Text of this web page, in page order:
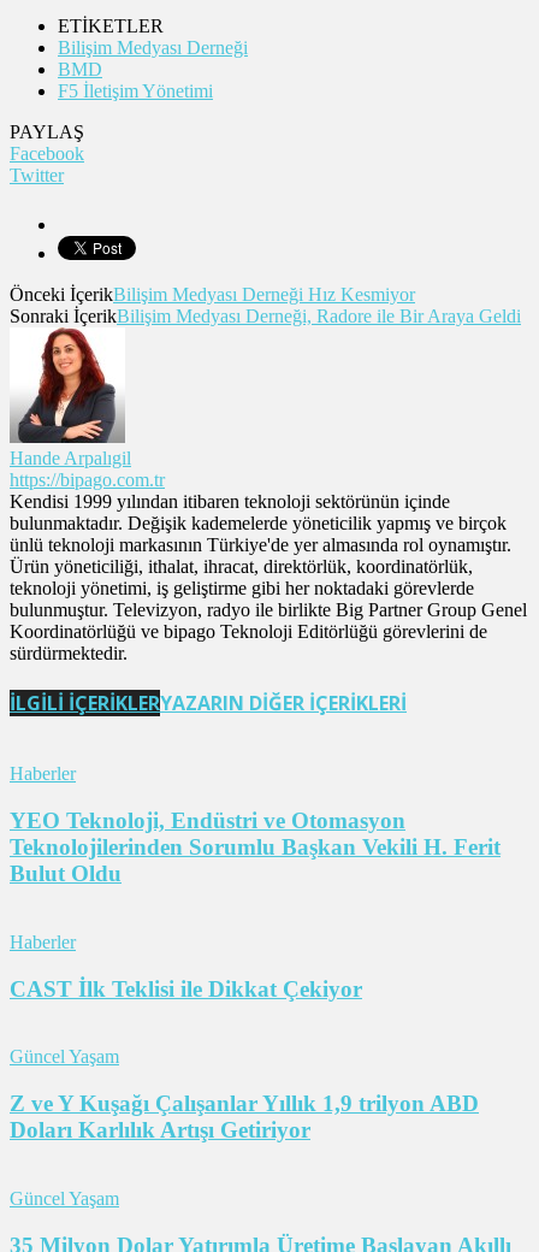
ETİKETLER
Bilişim Medyası Derneği
BMD
F5 İletişim Yönetimi
PAYLAŞ
Facebook
Twitter
Önceki İçerikBilişim Medyası Derneği Hız Kesmiyor
Sonraki İçerikBilişim Medyası Derneği, Radore ile Bir Araya Geldi
Hande Arpalıgil
https://bipago.com.tr
Kendisi 1999 yılından itibaren teknoloji sektörünün içinde
bulunmaktadır. Değişik kademelerde yöneticilik yapmış ve birçok
ünlü teknoloji markasının Türkiye'de yer almasında rol oynamıştır.
Ürün yöneticiliği, ithalat, ihracat, direktörlük, koordinatörlük,
teknoloji yönetimi, iş geliştirme gibi her noktadaki görevlerde
bulunmuştur. Televizyon, radyo ile birlikte Big Partner Group Genel
Koordinatörlüğü ve bipago Teknoloji Editörlüğü görevlerini de
sürdürmektedir.
İLGİLİ İÇERİKLERYAZARIN DİĞER İÇERİKLERİ
Haberler
YEO Teknoloji, Endüstri ve Otomasyon
Teknolojilerinden Sorumlu Başkan Vekili H. Ferit
Bulut Oldu
Haberler
CAST İlk Teklisi ile Dikkat Çekiyor
Güncel Yaşam
Z ve Y Kuşağı Çalışanlar Yıllık 1,9 trilyon ABD
Doları Karlılık Artışı Getiriyor
Güncel Yaşam
35 Milyon Dolar Yatırımla Üretime Başlayan Akıllı